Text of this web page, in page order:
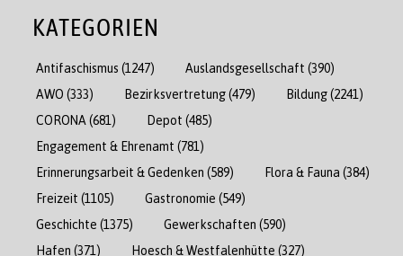
KATEGORIEN
Antifaschismus (1247) Auslandsgesellschaft (390)
AWO (333) Bezirksvertretung(479) Bildung(2241)
CORONA (681) Depot (485)
Engagement & Ehrenamt (781)
Erinnerungsarbeit & Gedenken (589) Flora & Fauna (384)
Freizeit (1105) Gastronomie (549)
Geschichte (1375) Gewerkschaften (590)
Hafen (371) Hoesch & Westfalenhütte (327)